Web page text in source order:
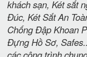
khách sạn, Két sắt
Đúc, Két Sắt An
Chống Đập Khoan
Đựng Hồ Sơ,